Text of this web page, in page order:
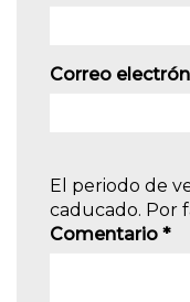
Correo
El periodo de
caducado. Por
Comentario *